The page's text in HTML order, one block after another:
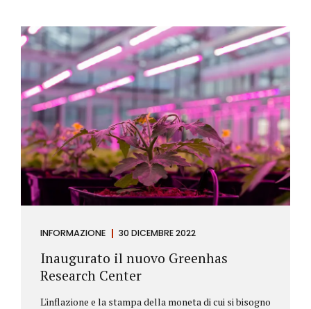
INFORMAZIONE 30 DICEMBRE 2022
Inaugurato il nuovo Greenhas
Research Center
L'inflazione e la stampa della moneta di cui si bisogno